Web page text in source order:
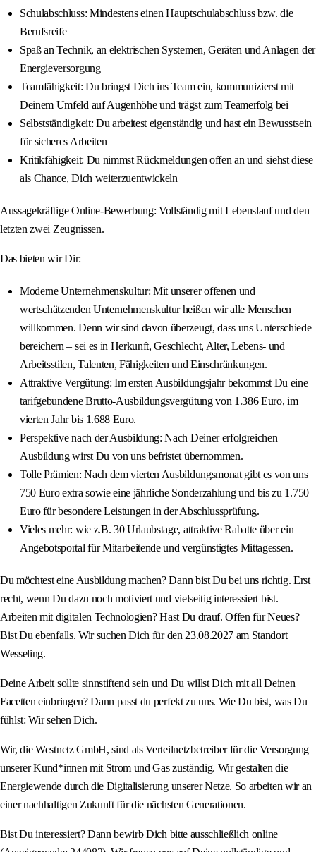
Schulabschluss: Mindestens einen Hauptschulabschluss bzw. die
Berufsreife
Spaß an Technik, an elektrischen Systemen, Geräten und Anlagen der
Energieversorgung
Teamfähigkeit: Du bringst Dich ins Team ein, kommunizierst mit
Deinem Umfeld auf Augenhöhe und trägst zum Teamerfolg bei
Selbstständigkeit: Du arbeitest eigenständig und hast ein Bewusstsein
für sicheres Arbeiten
Kritikfähigkeit: Du nimmst Rückmeldungen offen an und siehst diese
als Chance, Dich weiterzuentwickeln
Aussagekräftige Online-Bewerbung: Vollständig mit Lebenslauf und den
letzten zwei Zeugnissen.
Das bieten wir Dir:
Moderne Unternehmenskultur: Mit unserer offenen und
wertschätzenden Unternehmenskultur heißen wir alle Menschen
willkommen. Denn wir sind davon überzeugt, dass uns Unterschiede
bereichern – sei es in Herkunft, Geschlecht, Alter, Lebens- und
Arbeitsstilen, Talenten, Fähigkeiten und Einschränkungen.
Attraktive Vergütung: Im ersten Ausbildungsjahr bekommst Du eine
tarifgebundene Brutto-Ausbildungsvergütung von 1.386 Euro, im
vierten Jahr bis 1.688 Euro.
Perspektive nach der Ausbildung: Nach Deiner erfolgreichen
Ausbildung wirst Du von uns befristet übernommen.
Tolle Prämien: Nach dem vierten Ausbildungsmonat gibt es von uns
750 Euro extra sowie eine jährliche Sonderzahlung und bis zu 1.750
Euro für besondere Leistungen in der Abschlussprüfung.
Vieles mehr: wie z.B. 30 Urlaubstage, attraktive Rabatte über ein
Angebotsportal für Mitarbeitende und vergünstigtes Mittagessen.
Du möchtest eine Ausbildung machen? Dann bist Du bei uns richtig. Erst
recht, wenn Du dazu noch motiviert und vielseitig interessiert bist.
Arbeiten mit digitalen Technologien? Hast Du drauf. Offen für Neues?
Bist Du ebenfalls. Wir suchen Dich für den 23.08.2027 am Standort
Wesseling.
Deine Arbeit sollte sinnstiftend sein und Du willst Dich mit all Deinen
Facetten einbringen? Dann passt du perfekt zu uns. Wie Du bist, was Du
fühlst: Wir sehen Dich.
Wir, die Westnetz GmbH, sind als Verteilnetzbetreiber für die Versorgung
unserer Kund*innen mit Strom und Gas zuständig. Wir gestalten die
Energiewende durch die Digitalisierung unserer Netze. So arbeiten wir an
einer nachhaltigen Zukunft für die nächsten Generationen.
Bist Du interessiert? Dann bewirb Dich bitte ausschließlich online